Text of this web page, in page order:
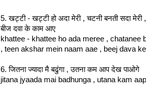
5. खट्टी - खट्टी हो अदा मेरी , चटनी बनती सदा
बीज दवा के काम आए
khattee - khattee ho ada meree , chatanee
, teen akshar mein naam aae , beej dava
6. जितना ज्यादा मै बढुंगा , उतना कम आप देख पाओगे
jitana jyaada mai badhunga , utana kam